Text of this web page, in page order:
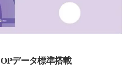
データ標準搭載